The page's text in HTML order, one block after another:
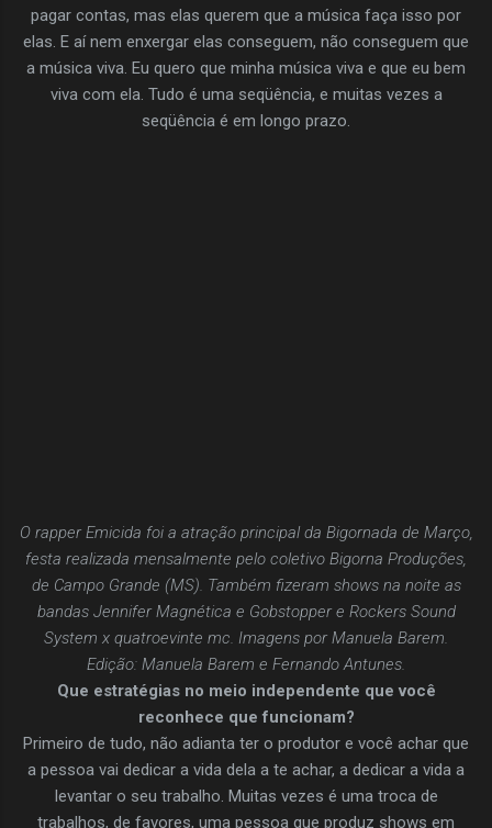
pagar contas, mas elas querem que a música faça isso por
elas. E aí nem enxergar elas conseguem, não conseguem que
a música viva. Eu quero que minha música viva e que eu bem
viva com ela. Tudo é uma seqüência, e muitas vezes a
seqüência é em longo prazo.
O rapper Emicida foi a atração principal da Bigornada de Março,
festa realizada mensalmente pelo coletivo Bigorna Produções,
de Campo Grande (MS). Também fizeram shows na noite as
bandas Jennifer Magnética e Gobstopper e Rockers Sound
System x quatroevinte mc. Imagens por Manuela Barem.
Edição: Manuela Barem e Fernando Antunes.
Que estratégias no meio independente que você
reconhece que funcionam?
Primeiro de tudo, não adianta ter o produtor e você achar que
a pessoa vai dedicar a vida dela a te achar, a dedicar a vida a
levantar o seu trabalho. Muitas vezes é uma troca de
trabalhos, de favores, uma pessoa que produz shows em